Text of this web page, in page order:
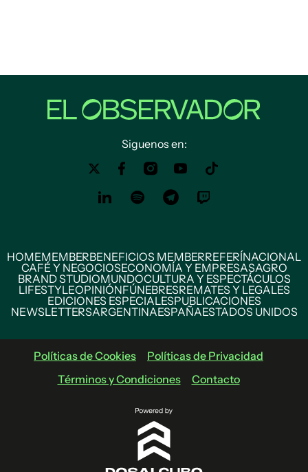
Siguenos en:
HOMEMEMBERBENEFICIOS MEMBERREFERÍNACIONAL
CAFÉ Y NEGOCIOSECONOMÍA Y EMPRESASAGRO
BRAND STUDIOMUNDOCULTURA Y ESPECTÁCULOS
LIFESTYLEOPINIÓNFÚNEBRESREMATES Y LEGALES
EDICIONES ESPECIALESPUBLICACIONES
NEWSLETTERSARGENTINAESPAÑAESTADOS UNIDOS
Políticas de Cookies
Políticas de Privacidad
Términos y Condiciones
Contacto